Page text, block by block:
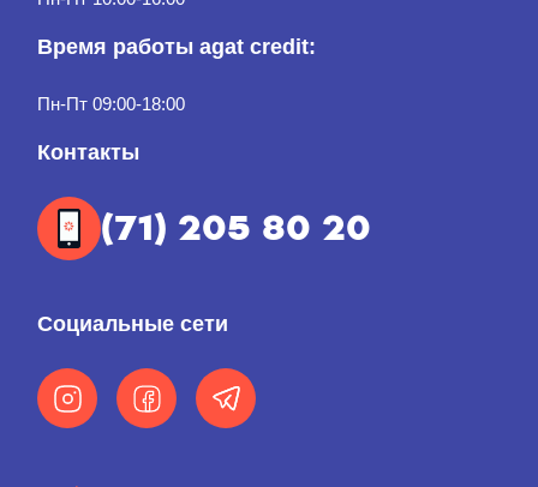
Время работы agat credit:
Пн-Пт 09:00-18:00
Контакты
(71) 205 80 20
Социальные сети